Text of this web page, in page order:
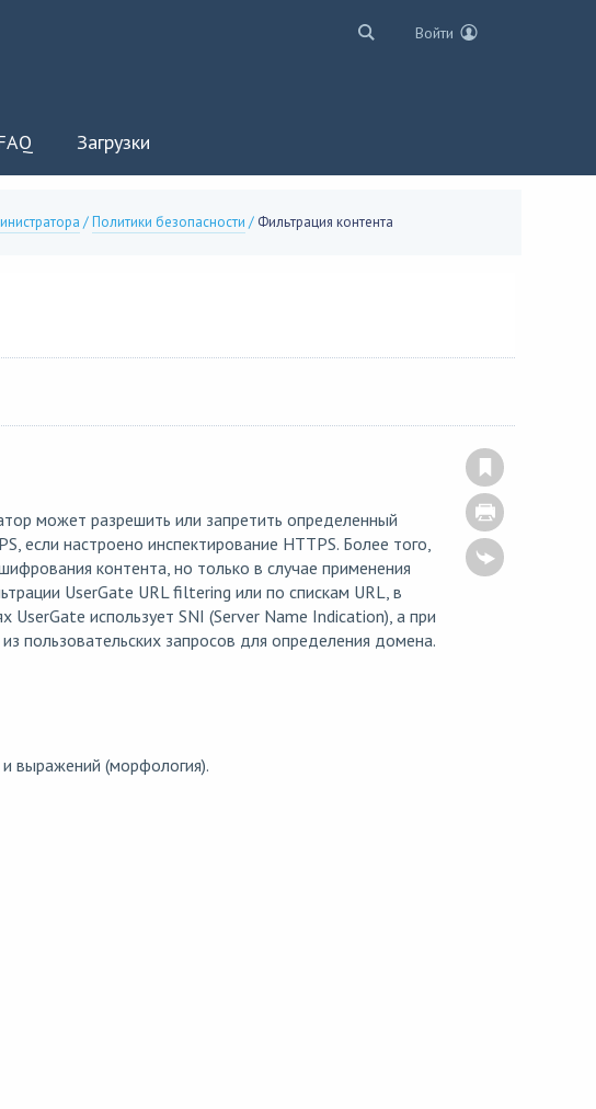
Войти
Загрузки
/Политики безопасности / Фильтрация контента
может разрешить или запретить определенный
если настроено инспектирование HTTPS. Более того,
контента, но только в случае применения
UserGate URL filtering или по спискам URL, в
UserGate использует SNI (Server Name Indication), а при
пользовательских запросов для определения домена.
выражений (морфология).